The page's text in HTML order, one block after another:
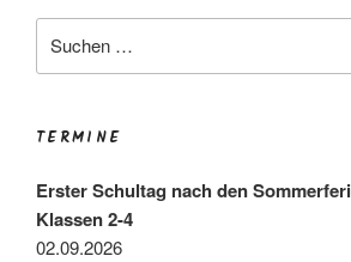
nach:
TERMINE
Erster Schultag nach den
Klassen 2-4
02.09.2026